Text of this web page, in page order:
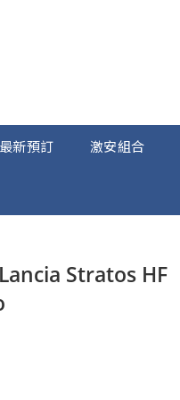
新預訂 激安組合
Stratos HF